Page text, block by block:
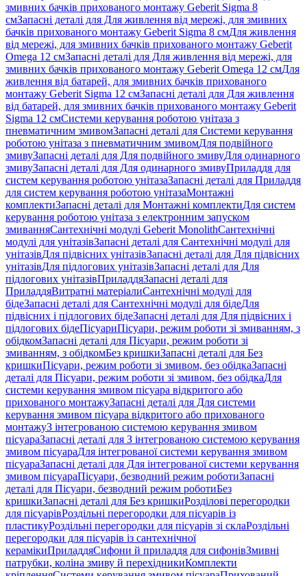
змивних бачків прихованого монтажу Geberit Sigma 8
смЗапасні деталі для Для живлення від мережі, для змивних
бачків прихованого монтажу Geberit Sigma 8 смДля живлення
від мережі, для змивних бачків прихованого монтажу Geberit
Omega 12 смЗапасні деталі для Для живлення від мережі, для
змивних бачків прихованого монтажу Geberit Omega 12 смДля
живлення від батарей, для змивних бачків прихованого
монтажу Geberit Sigma 12 смЗапасні деталі для Для живлення
від батарей, для змивних бачків прихованого монтажу Geberit
Sigma 12 смСистеми керування роботою унітаза з
пневматичним змивомЗапасні деталі для Системи керування
роботою унітаза з пневматичним змивомДля подвійного
змивуЗапасні деталі для Для подвійного змивуДля одинарного
змивуЗапасні деталі для Для одинарного змивуПриладдя для
систем керування роботою унітазаЗапасні деталі для Приладдя
для систем керування роботою унітазаМонтажні
комплектиЗапасні деталі для Монтажні комплектиДля систем
керування роботою унітаза з електронним запуском
змиванняСантехнічні модулі Geberit MonolithСантехнічні
модулі для унітазівЗапасні деталі для Сантехнічні модулі для
унітазівДля підвісних унітазівЗапасні деталі для Для підвісних
унітазівДля підлогових унітазівЗапасні деталі для Для
підлогових унітазівПриладдяЗапасні деталі для
ПриладдяВитратні матеріалиСантехнічні модулі для
бідеЗапасні деталі для Сантехнічні модулі для бідеДля
підвісних і підлогових бідеЗапасні деталі для Для підвісних і
підлогових бідеПісуариПісуари, режим роботи зі змиванням, з
обідкомЗапасні деталі для Пісуари, режим роботи зі
змиванням, з обідкомБез кришкиЗапасні деталі для Без
кришкиПісуари, режим роботи зі змивом, без обідкаЗапасні
деталі для Пісуари, режим роботи зі змивом, без обідкаДля
системи керування змивом пісуара відкритого або
прихованого монтажуЗапасні деталі для Для системи
керування змивом пісуара відкритого або прихованого
монтажуЗ інтегрованою системою керування змивом
пісуараЗапасні деталі для З інтегрованою системою керування
змивом пісуараДля інтегрованої системи керування змивом
пісуараЗапасні деталі для Для інтегрованої системи керування
змивом пісуараПісуари, безводний режим роботиЗапасні
деталі для Пісуари, безводний режим роботиБез
кришкиЗапасні деталі для Без кришкиРозділові перегородки
для пісуарівРоздільні перегородки для пісуарів із
пластикуРоздільні перегородки для пісуарів зі склаРоздільні
перегородки для пісуарів із сантехнічної
керамікиПриладдяСифони й приладдя для сифонівЗмивні
патрубки, коліна змиву й перехідникиКомплекти